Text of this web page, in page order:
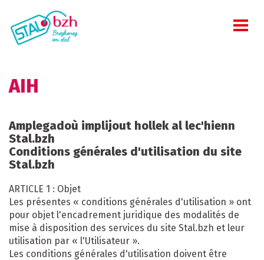
AIH
Amplegadoù implijout hollek al lec'hienn
Stal.bzh
Conditions générales d'utilisation du site
Stal.bzh
ARTICLE 1 : Objet
Les présentes « conditions générales d'utilisation » ont
pour objet l'encadrement juridique des modalités de
mise à disposition des services du site Stal.bzh et leur
utilisation par « l'Utilisateur ».
Les conditions générales d'utilisation doivent être